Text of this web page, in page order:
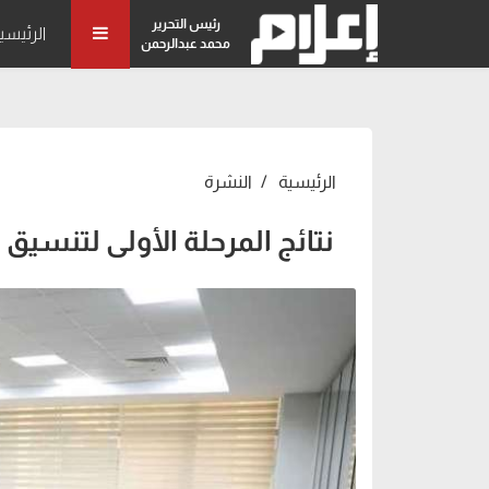
رئيس التحرير
محمد عبدالرحمن
الرئيسية النشرة
نتائج المرحلة الأولى